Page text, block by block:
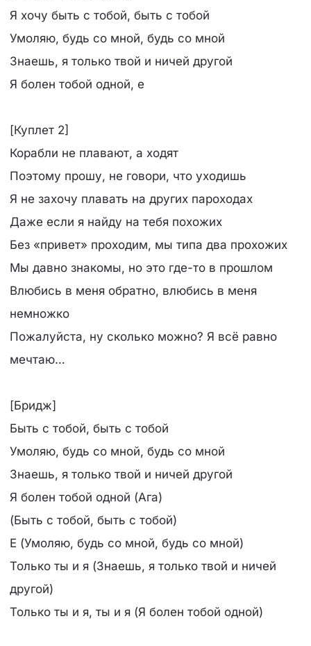
Я хочу быть с тобой, быть с тобой
Умоляю, будь со мной, будь со мной
Знаешь, я только твой и ничей другой
Я болен тобой одной, е
[Куплет 2]
Корабли не плавают, а ходят
Поэтому прошу, не говори, что уходишь
Я не захочу плавать на других пароходах
Даже если я найду на тебя похожих
Без «привет» проходим, мы типа два прохожих
Мы давно знакомы, но это где-то в прошлом
Влюбись в меня обратно, влюбись в меня
немножко
Пожалуйста, ну сколько можно? Я всё равно
мечтаю…
[Бридж]
Быть с тобой, быть с тобой
Умоляю, будь со мной, будь со мной
Знаешь, я только твой и ничей другой
Я болен тобой одной (Ага)
(Быть с тобой, быть с тобой)
Е (Умоляю, будь со мной, будь со мной)
Только ты и я (Знаешь, я только твой и ничей
другой)
Только ты и я, ты и я (Я болен тобой одной)